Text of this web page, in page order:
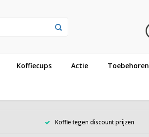
Koffiecups Actie Toebehoren
Koffie tegen discount prijzen